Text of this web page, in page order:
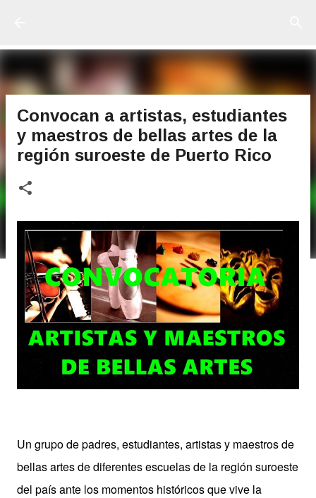
Convocan a artistas, estudiantes
y maestros de bellas artes de la
región suroeste de Puerto Rico
Un grupo de padres, estudiantes, artistas y maestros de
bellas artes de diferentes escuelas de la región suroeste
del país ante los momentos históricos que vive la